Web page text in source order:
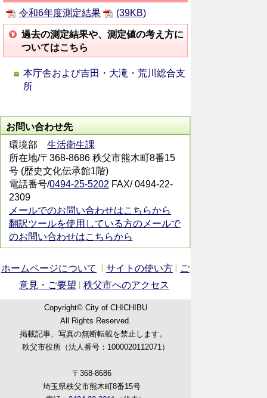
令和6年度測定結果 (39KB)
過去の測定結果や、測定値の考え方に
ついてはこちら
本庁舎および吉田・大滝・荒川総合支
所
お問い合わせ先
環境部 生活衛生課
所在地/〒368-8686 秩父市熊木町8番15
号 (歴史文化伝承館1階)
電話番号/0494-25-5202 FAX/ 0494-22-
2309
メールでのお問い合わせはこちらから
翻訳ツールを使用している方のメールで
のお問い合わせはこちらから
ホームページについて サイトの使い方
ご
意見・ご要望
秩父市へのアクセス
Copyright© City of CHICHIBU
All Rights Reserved.
掲載記事、写真の無断転載を禁止します。
秩父市役所（法人番号：1000020112071）
〒368-8686
埼玉県秩父市熊木町8番15号